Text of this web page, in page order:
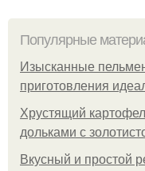
Популярные
Изысканные
приготовления
Хрустящий
дольками с
Вкусный и простой